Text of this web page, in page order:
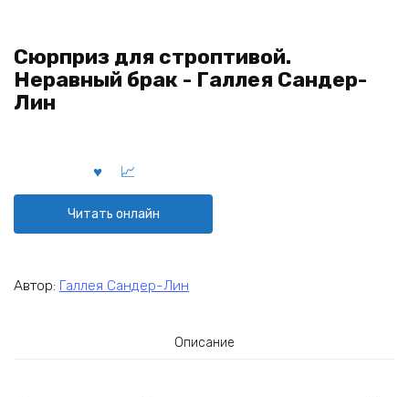
Сюрприз для строптивой.
Неравный брак - Галлея Сандер-
Лин
Читать онлайн
Автор: Галлея Сандер-Лин
Описание